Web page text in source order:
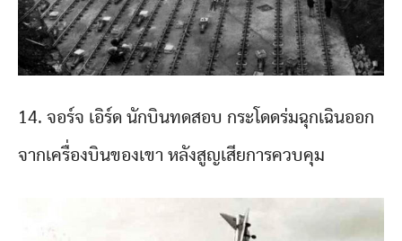
14. จอร์จ เอิร์ด นักบินทดสอบ กระโดดร่มฉุกเฉินออก
จากเครื่องบินของเขา หลังสูญเสียการควบคุม